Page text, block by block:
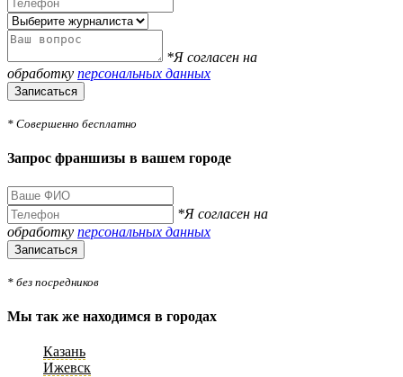
*Я согласен на
обработку персональных данных
Записаться
* Совершенно бесплатно
Запрос франшизы в вашем городе
*Я согласен на
обработку персональных данных
Записаться
* без посредников
Мы так же находимся в городах
Казань
Ижевск